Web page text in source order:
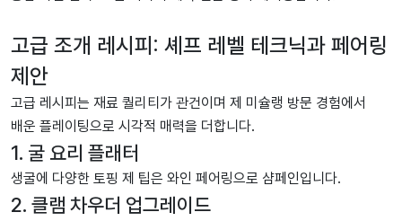
고급 조개 레시피: 셰프 레벨 테크닉과 페어링
제안
고급 레시피는 재료 퀄리티가 관건이며 제 미슐랭 방문 경험에서
배운 플레이팅으로 시각적 매력을 더합니다.
1. 굴 요리 플래터
생굴에 다양한 토핑 제 팁은 와인 페어링으로 샴페인입니다.
2. 클램 차우더 업그레이드